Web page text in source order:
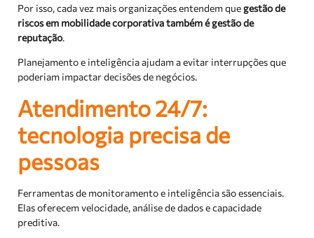
Por isso, cada vez mais organizações entendem quegestão de
riscos em mobilidade corporativa também é gestão de
reputação.
Planejamento e inteligência ajudam a evitar interrupções que
poderiam impactar decisões de negócios.
Atendimento 24/7:
tecnologia precisa de
pessoas
Ferramentas de monitoramento e inteligência são essenciais.
Elas oferecem velocidade, análise de dados e capacidade
preditiva.